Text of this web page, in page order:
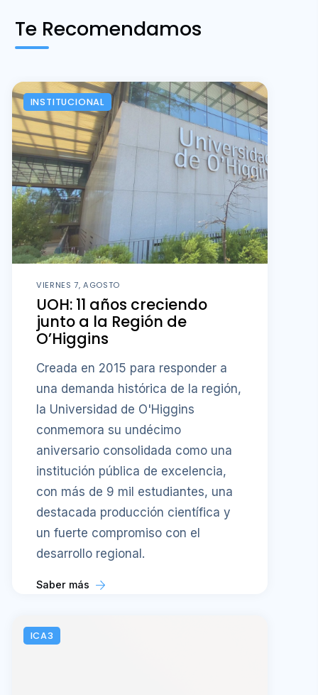
Te Recomendamos
INSTITUCIONAL
VIERNES 7, AGOSTO
UOH: 11 años creciendo
junto a la Región de
O’Higgins
Creada en 2015 para responder a
una demanda histórica de la región,
la Universidad de O'Higgins
conmemora su undécimo
aniversario consolidada como una
institución pública de excelencia,
con más de 9 mil estudiantes, una
destacada producción científica y
un fuerte compromiso con el
desarrollo regional.
Saber más
ICA3